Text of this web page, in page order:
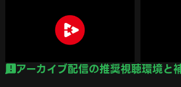
アーカイブ配信の推奨視聴環境と